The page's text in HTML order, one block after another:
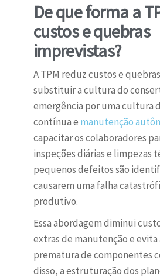
De que forma a
custos e quebras
imprevistas?
A TPM reduz custos e
substituir a cultura do
emergência por uma cultura
contínua e manutenção
capacitar os colaboradores
inspeções diárias e limpezas
pequenos defeitos são
causarem uma falha
produtivo.
Essa abordagem diminui
extras de manutenção e
prematura de componentes
disso, a estruturação dos